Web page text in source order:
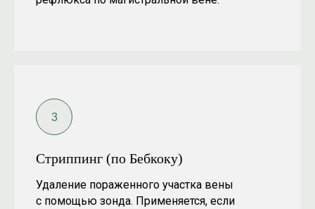
Стриппинг (по Бебкоку)
Удаление пораженного участка вены
с помощью зонда. Применяется, если